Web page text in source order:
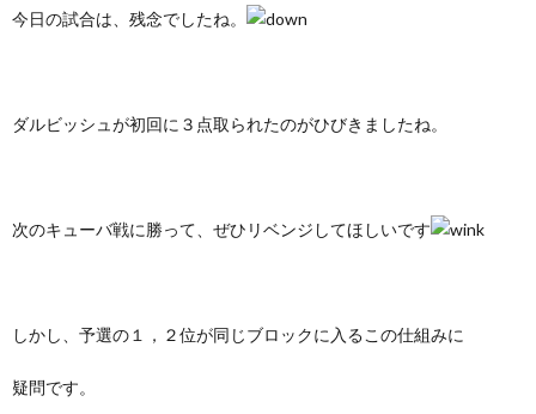
今日の試合は、残念でしたね。
ダルビッシュが初回に３点取られたのがひびきましたね。
次のキューバ戦に勝って、ぜひリベンジしてほしいです
しかし、予選の１，２位が同じブロックに入るこの仕組みに
疑問です。